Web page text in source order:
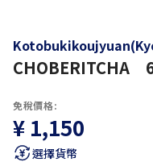
CHOBERITCHA
免稅價格:
¥ 1,150
選擇貨幣